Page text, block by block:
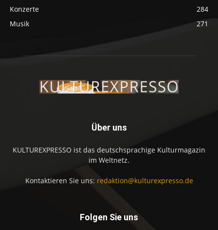
Konzerte
284
Musik
271
Über uns
KULTUREXPRESSO ist das deutschsprachige Kulturmagazin
im Weltnetz.
Kontaktieren Sie uns: redaktion@kulturexpresso.de
Folgen Sie uns